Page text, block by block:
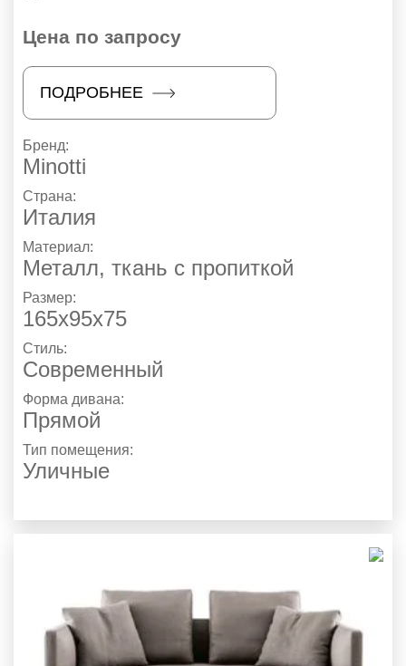
Цена по запросу
ПОДРОБНЕЕ
Бренд:
Minotti
Страна:
Италия
Материал:
Металл, ткань с пропиткой
Размер:
165х95х75
Стиль:
Современный
Форма дивана:
Прямой
Тип помещения:
Уличные